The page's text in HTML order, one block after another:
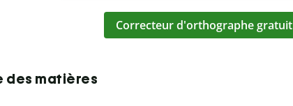
Correcteur d'orthographe gratuit
des matières